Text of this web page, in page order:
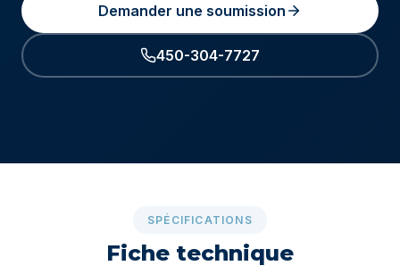
Demander une soumission
450-304-7727
SPÉCIFICATIONS
Fiche technique